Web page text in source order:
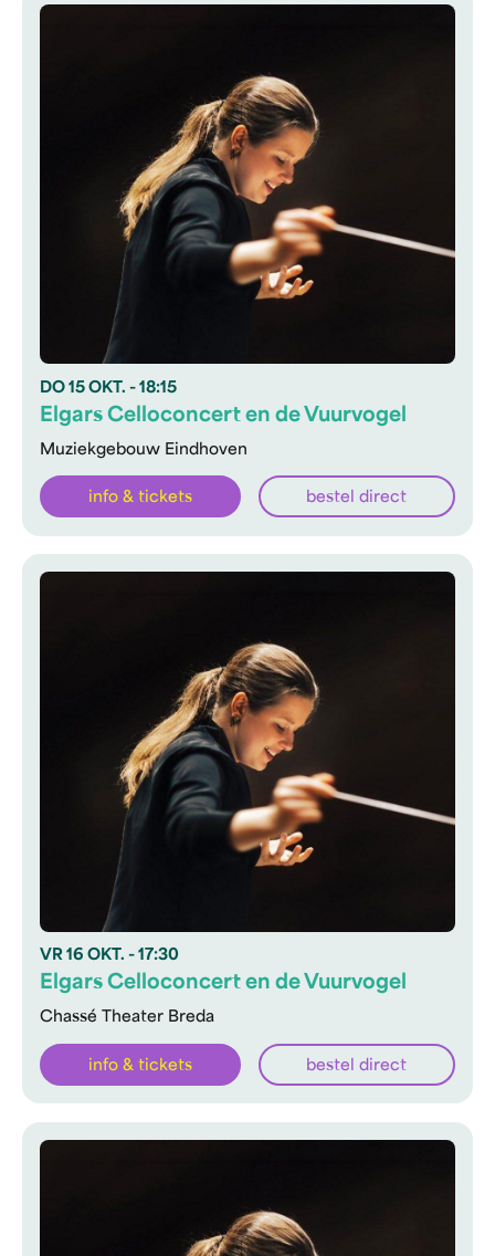
DO 15 OKT. - 18:15
Muziekgebouw Eindhoven
Elgars Celloconcert en de Vuurvogel
info & tickets bestel direct
VR 16 OKT. - 17:30
Chassé Theater Breda
Elgars Celloconcert en de Vuurvogel
info & tickets bestel direct